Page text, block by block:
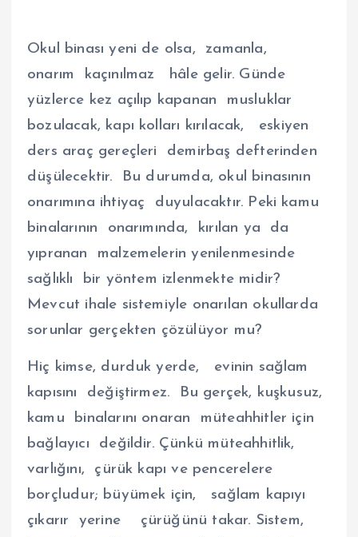
Okul binası yeni de olsa, zamanla,
onarım kaçınılmaz hâle gelir. Günde
yüzlerce kez açılıp kapanan musluklar
bozulacak, kapı kolları kırılacak, eskiyen
ders araç gereçleri demirbaş defterinden
düşülecektir. Bu durumda, okul binasının
onarımına ihtiyaç duyulacaktır. Peki kamu
binalarının onarımında, kırılan ya da
yıpranan malzemelerin yenilenmesinde
sağlıklı bir yöntem izlenmekte midir?
Mevcut ihale sistemiyle onarılan okullarda
sorunlar gerçekten çözülüyor mu?
Hiç kimse, durduk yerde, evinin sağlam
kapısını değiştirmez. Bu gerçek, kuşkusuz,
kamu binalarını onaran müteahhitler için
bağlayıcı değildir. Çünkü müteahhitlik,
varlığını, çürük kapı ve pencerelere
borçludur; büyümek için, sağlam kapıyı
çıkarır yerine çürüğünü takar. Sistem,